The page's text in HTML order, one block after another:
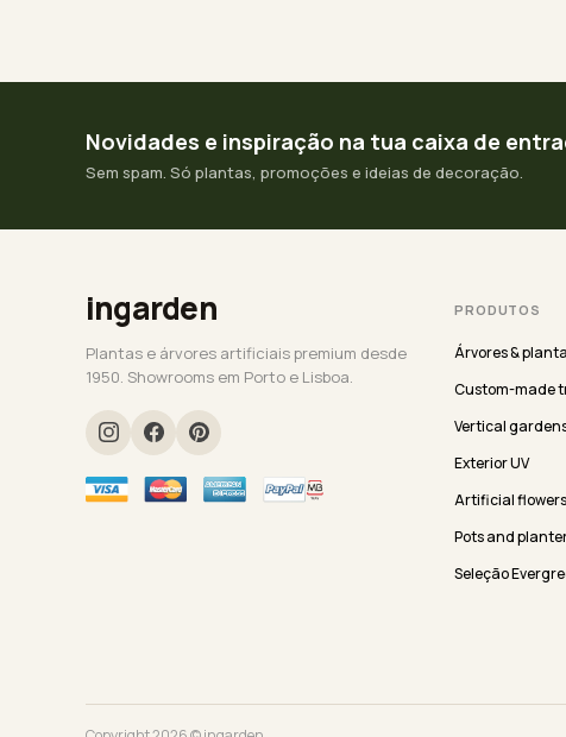
Novidades e inspiração na tua caixa de
Sem spam. Só plantas, promoções e ideias de decoração.
ingarden
Plantas e árvores artificiais premium desde
1950. Showrooms em Porto e Lisboa.
PRODUTOS
Árvores &
Custom-made
Vertical
Exterior UV
Artificial flowers
Pots and
Seleção